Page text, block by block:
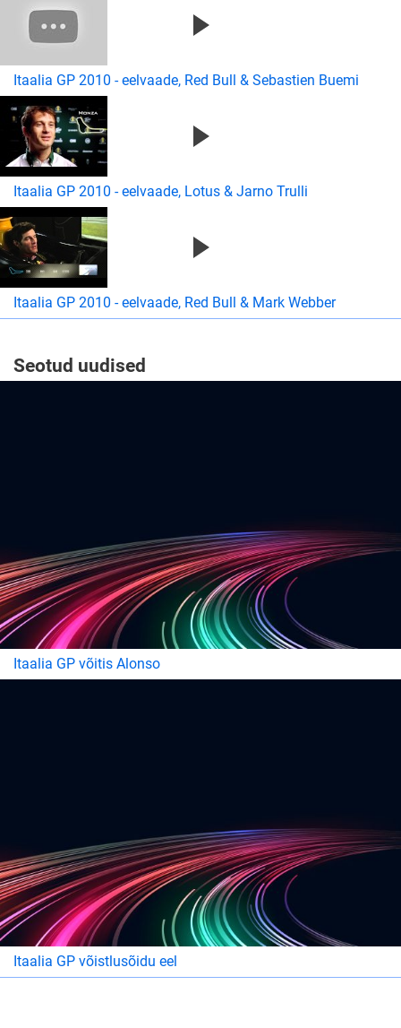
Itaalia GP 2010 - eelvaade, Red Bull & Sebastien Buemi
Itaalia GP 2010 - eelvaade, Lotus & Jarno Trulli
Itaalia GP 2010 - eelvaade, Red Bull & Mark Webber
Seotud uudised
Itaalia GP võitis Alonso
Itaalia GP võistlusõidu eel